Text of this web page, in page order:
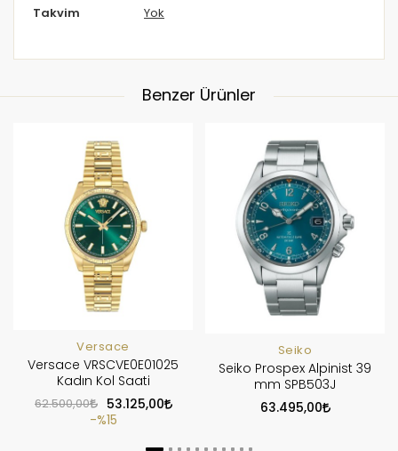
Takvim Yok
Benzer Ürünler
Versace
Versace VRSCVE0E01025
Kadın Kol Saati
62.500,00
53.125,00
%15
Seiko
Seiko Prospex Alpinist 39
mm SPB503J
63.495,00